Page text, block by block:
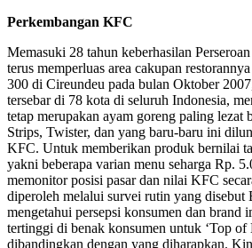
Perkembangan KFC
Memasuki 28 tahun keberhasilan
terus memperluas area cakupan
300 di Cireundeu pada bulan Oktober
tersebar di 78 kota di seluruh Indonesia,
tetap merupakan ayam goreng paling
Strips, Twister, dan yang baru-baru ini
KFC. Untuk memberikan produk bernilai
yakni beberapa varian menu seharga Rp.
memonitor posisi pasar dan nilai KFC
diperoleh melalui survei rutin yang
mengetahui persepsi konsumen dan
tertinggi di benak konsumen untuk ‘Top
dibandingkan dengan yang diharapkan.